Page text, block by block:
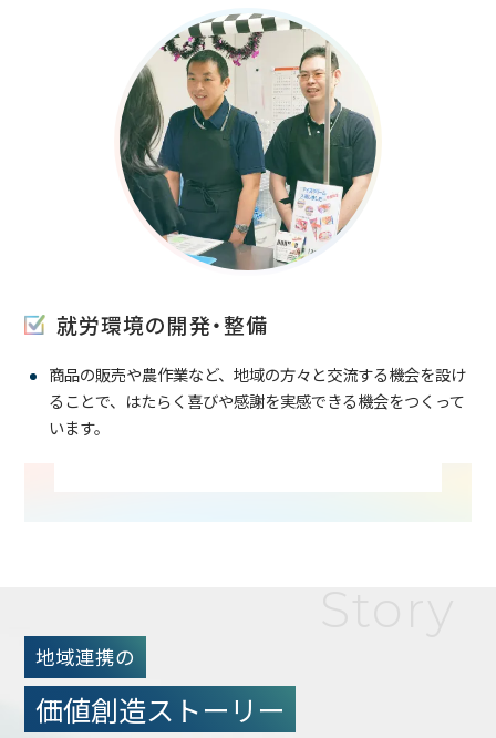
就労環境の開発・整備
商品の販売や農作業など、地域の方々と交流する機会を設け
ることで、はたらく喜びや感謝を実感できる機会をつくって
います。
地域連携の
価値創造ストーリー